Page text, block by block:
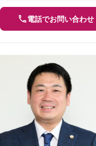
電話でお問い合わせ